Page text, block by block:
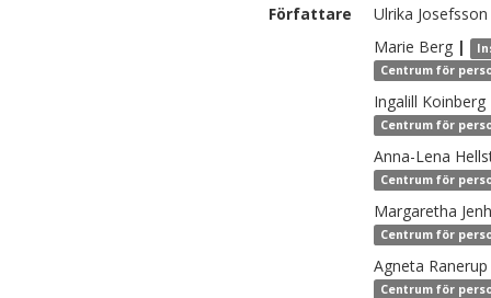
Författare Ulrika Josefsson
Marie Berg |
Centrum för
Ingalill Koinberg
Centrum för
Anna-Lena
Centrum för
Margaretha
Centrum för
Agneta Ranerup
Centrum för